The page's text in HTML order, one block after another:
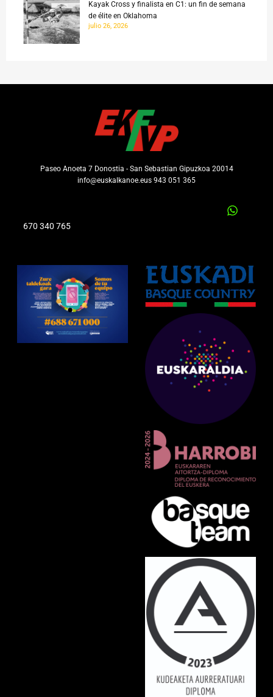
Kayak Cross y finalista en C1: un fin de semana
de élite en Oklahoma
julio 26, 2026
Paseo Anoeta 7 Donostia - San Sebastian Gipuzkoa 20014
info@euskalkanoe.eus 943 051 365
670 340 765